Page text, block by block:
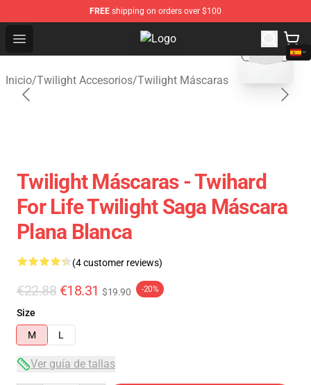
FREE shipping on orders over $100
Open menu Twilight Store - Official Twilight
Inicio/Twilight Accesorios/Twilight Máscaras
Twilight Máscaras - Twihard
For Life Twilight Saga Máscara
Plana Blanca
(4 customer reviews)
€22.88 €18.31 $19.90 -20%
Size
M
L
Ver guía de tallas